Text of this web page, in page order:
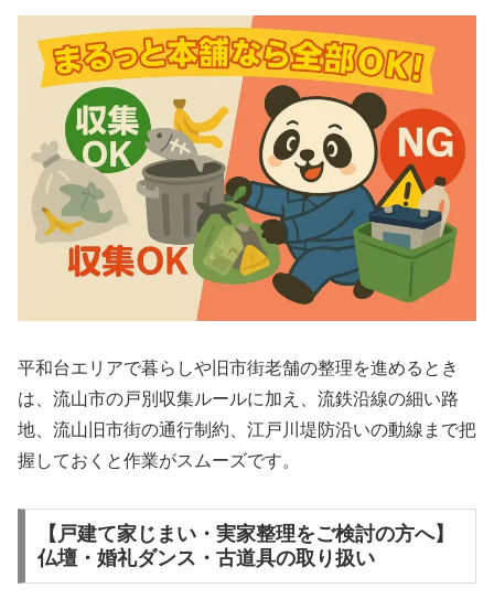
平和台エリアで暮らしや旧市街老舗の整理を進めるとき
は、流山市の戸別収集ルールに加え、流鉄沿線の細い路
地、流山旧市街の通行制約、江戸川堤防沿いの動線まで把
握しておくと作業がスムーズです。
【戸建て家じまい・実家整理をご検討の方へ】
仏壇・婚礼ダンス・古道具の取り扱い